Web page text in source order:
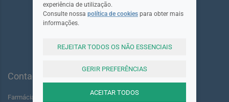
Contactos
Farmácia dos Foros de Amora Lda.
experiência de utilização.
Consulte nossa política de cookies para obter mais
informações.
REJEITAR TODOS OS NÃO ESSENCIAIS
GERIR PREFERÊNCIAS
ACEITAR TODOS